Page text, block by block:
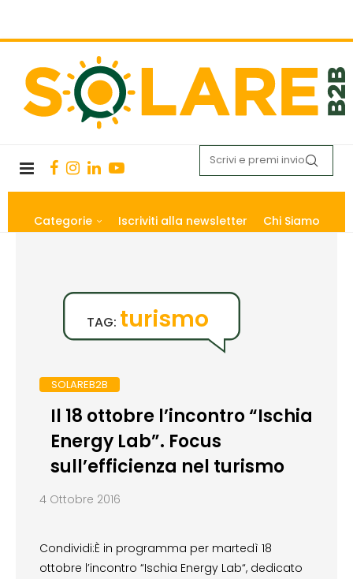
Categorie Iscriviti alla newsletter Chi Siamo
TAG: turismo
SOLAREB2B
Il 18 ottobre l’incontro “Ischia
Energy Lab”. Focus
sull’efficienza nel turismo
4 Ottobre 2016
Condividi:È in programma per martedì 18
ottobre l’incontro “Ischia Energy Lab“, dedicato